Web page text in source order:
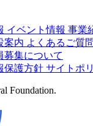
イベント情報 事業
案内 よくあるご質問
募集について
保護方針 サイトポ
Foundation.